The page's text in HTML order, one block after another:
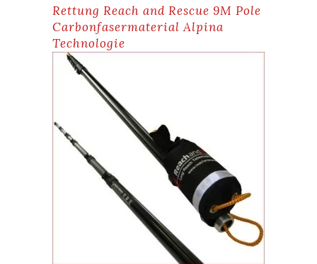
Rettung Reach and Rescue 9M Pole
Carbonfasermaterial Alpina
Technologie